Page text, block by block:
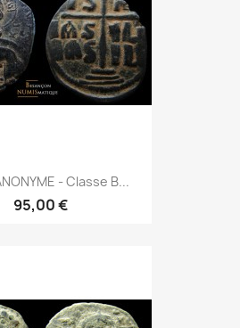
- Classe B...
95,00 €